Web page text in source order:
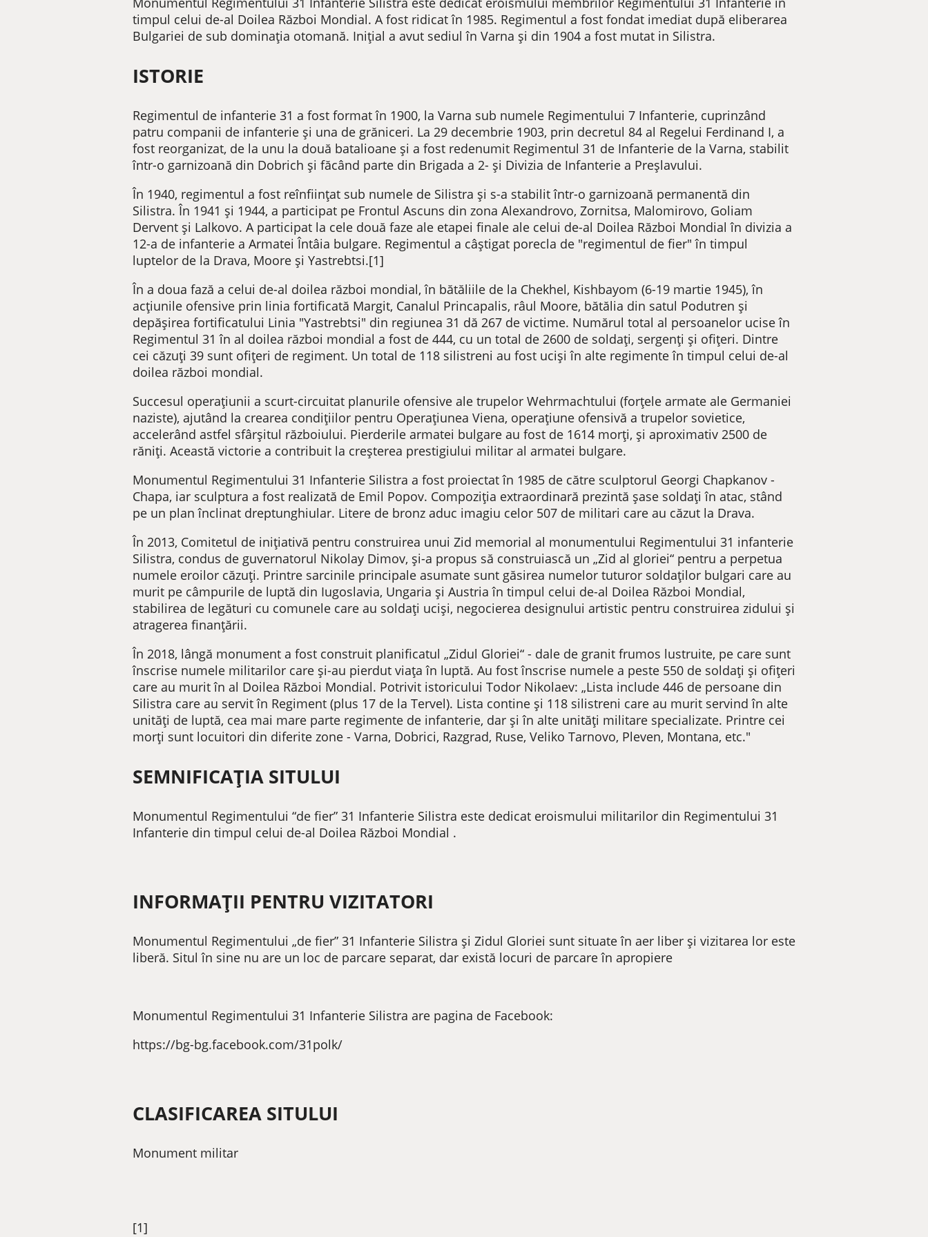
timpul celui de-al Doilea Război Mondial. A fost ridicat în 1985. Regimentul a fost fondat imediat după eliberarea
Bulgariei de sub dominația otomană. Inițial a avut sediul în Varna și din 1904 a fost mutat in Silistra.
ISTORIE
Regimentul de infanterie 31 a fost format în 1900, la Varna sub numele Regimentului 7 Infanterie, cuprinzând
patru companii de infanterie și una de grăniceri. La 29 decembrie 1903, prin decretul 84 al Regelui Ferdinand I, a
fost reorganizat, de la unu la două batalioane și a fost redenumit Regimentul 31 de Infanterie de la Varna, stabilit
într-o garnizoană din Dobrich și făcând parte din Brigada a 2- și Divizia de Infanterie a Preșlavului.
În 1940, regimentul a fost reînființat sub numele de Silistra și s-a stabilit într-o garnizoană permanentă din
Silistra. În 1941 și 1944, a participat pe Frontul Ascuns din zona Alexandrovo, Zornitsa, Malomirovo, Goliam
Dervent și Lalkovo. A participat la cele două faze ale etapei finale ale celui de-al Doilea Război Mondial în divizia a
12-a de infanterie a Armatei Întâia bulgare. Regimentul a câștigat porecla de "regimentul de fier" în timpul
luptelor de la Drava, Moore și Yastrebtsi.[1]
În a doua fază a celui de-al doilea război mondial, în bătăliile de la Chekhel, Kishbayom (6-19 martie 1945), în
acțiunile ofensive prin linia fortificată Margit, Canalul Princapalis, râul Moore, bătălia din satul Podutren și
depășirea fortificatului Linia "Yastrebtsi" din regiunea 31 dă 267 de victime. Numărul total al persoanelor ucise în
Regimentul 31 în al doilea război mondial a fost de 444, cu un total de 2600 de soldați, sergenți și ofițeri. Dintre
cei căzuți 39 sunt ofițeri de regiment. Un total de 118 silistreni au fost uciși în alte regimente în timpul celui de-al
doilea război mondial.
Succesul operațiunii a scurt-circuitat planurile ofensive ale trupelor Wehrmachtului (forțele armate ale Germaniei
naziste), ajutând la crearea condițiilor pentru Operațiunea Viena, operațiune ofensivă a trupelor sovietice,
accelerând astfel sfârșitul războiului. Pierderile armatei bulgare au fost de 1614 morți, și aproximativ 2500 de
răniți. Această victorie a contribuit la creșterea prestigiului militar al armatei bulgare.
Monumentul Regimentului 31 Infanterie Silistra a fost proiectat în 1985 de către sculptorul Georgi Chapkanov -
Chapa, iar sculptura a fost realizată de Emil Popov. Compoziția extraordinară prezintă șase soldați în atac, stând
pe un plan înclinat dreptunghiular. Litere de bronz aduc imagiu celor 507 de militari care au căzut la Drava.
În 2013, Comitetul de inițiativă pentru construirea unui Zid memorial al monumentului Regimentului 31 infanterie
Silistra, condus de guvernatorul Nikolay Dimov, și-a propus să construiască un „Zid al gloriei“ pentru a perpetua
numele eroilor căzuți. Printre sarcinile principale asumate sunt găsirea numelor tuturor soldaților bulgari care au
murit pe câmpurile de luptă din Iugoslavia, Ungaria și Austria în timpul celui de-al Doilea Război Mondial,
stabilirea de legături cu comunele care au soldați uciși, negocierea designului artistic pentru construirea zidului și
atragerea finanțării.
În 2018, lângă monument a fost construit planificatul „Zidul Gloriei“ - dale de granit frumos lustruite, pe care sunt
înscrise numele militarilor care și-au pierdut viața în luptă. Au fost înscrise numele a peste 550 de soldați și ofițeri
care au murit în al Doilea Război Mondial. Potrivit istoricului Todor Nikolaev: „Lista include 446 de persoane din
Silistra care au servit în Regiment (plus 17 de la Tervel). Lista contine și 118 silistreni care au murit servind în alte
unități de luptă, cea mai mare parte regimente de infanterie, dar și în alte unități militare specializate. Printre cei
morți sunt locuitori din diferite zone - Varna, Dobrici, Razgrad, Ruse, Veliko Tarnovo, Pleven, Montana, etc."
SEMNIFICAȚIA SITULUI
Monumentul Regimentului “de fier” 31 Infanterie Silistra este dedicat eroismului militarilor din Regimentului 31
Infanterie din timpul celui de-al Doilea Război Mondial .
INFORMAȚII PENTRU VIZITATORI
Monumentul Regimentului „de fier” 31 Infanterie Silistra și Zidul Gloriei sunt situate în aer liber și vizitarea lor este
liberă. Situl în sine nu are un loc de parcare separat, dar există locuri de parcare în apropiere
Monumentul Regimentului 31 Infanterie Silistra are pagina de Facebook:
https://bg-bg.facebook.com/31polk/
CLASIFICAREA SITULUI
Monument militar
[1]